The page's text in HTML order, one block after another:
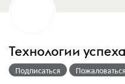
Технологии успеха
Подписаться Пожаловаться